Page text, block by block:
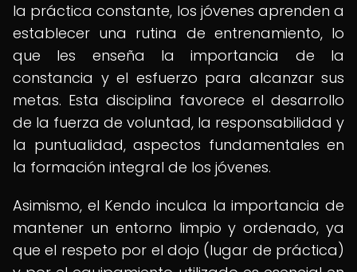
la práctica constante, los jóvenes aprenden a
establecer una rutina de entrenamiento, lo
que les enseña la importancia de la
constancia y el esfuerzo para alcanzar sus
metas. Esta disciplina favorece el desarrollo
de la fuerza de voluntad, la responsabilidad y
la puntualidad, aspectos fundamentales en
la formación integral de los jóvenes.
Asimismo, el Kendo inculca la importancia de
mantener un entorno limpio y ordenado, ya
que el respeto por el dojo (lugar de práctica)